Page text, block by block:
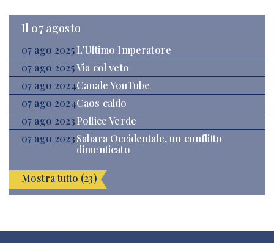
Il 07 agosto
07 ago 2025 L’Ultimo Imperatore
07 ago 2025Via col veto
07 ago 2024Canale YouTube
07 ago 2024Caos caldo
07 ago 2023Pollice Verde
07 ago 2023Sahara Occidentale, un conflitto
dimenticato
Mostra tutto (23)